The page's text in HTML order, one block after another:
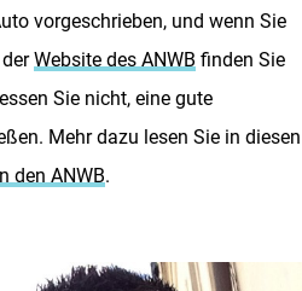
vorgeschrieben, und wenn Sie
Website des ANWB finden Sie
Sie nicht, eine gute
Mehr dazu lesen Sie in diesen
den ANWB.